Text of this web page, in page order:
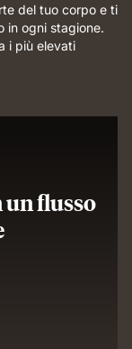
del tuo corpo e ti
in ogni stagione.
i più elevati
flusso